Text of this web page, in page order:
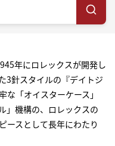
年にロレックスが開発し
3針スタイルの『デイトジ
「オイスターケース」
」機構の、ロレックスの
ースとして長年にわたり